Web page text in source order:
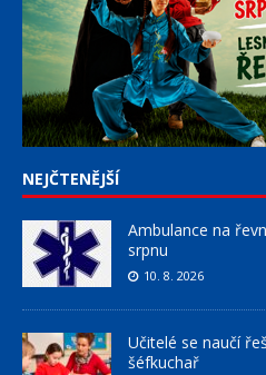
NEJČTENĚJŠÍ
Ambulance na
srpnu
10. 8. 2026
Učitelé se naučí
šéfkuchař